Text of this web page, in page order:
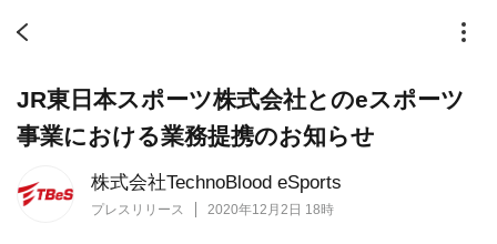
株式会社TechnoBlood eSports
プレスリリース 2020年12月2日 18時
JR東日本スポーツ株式会社とのeスポーツ
事業における業務提携のお知らせ